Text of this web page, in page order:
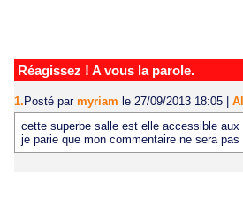
Réagissez ! A vous la parole.
1. Posté par myriam le 27/09/2013 18:05
cette superbe salle est elle accessible aux
je parie que mon commentaire ne sera pas